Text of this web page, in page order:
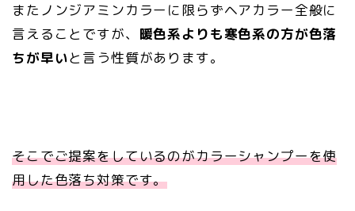
またノンジアミンカラーに限らずヘアカラー全般に
言えることですが、 暖色系よりも寒色系の方が色落
ちが早いと言う性質があります。
そこでご提案をしているのがカラーシャンプーを使
用した色落ち対策です。